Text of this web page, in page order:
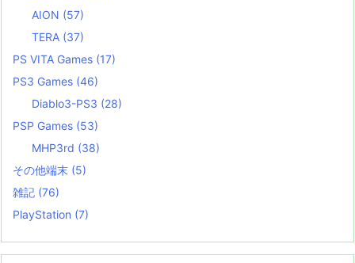
AION (57)
TERA (37)
PS VITA Games (17)
PS3 Games (46)
Diablo3-PS3 (28)
PSP Games (53)
MHP3rd (38)
その他端末 (5)
雑記 (76)
PlayStation (7)